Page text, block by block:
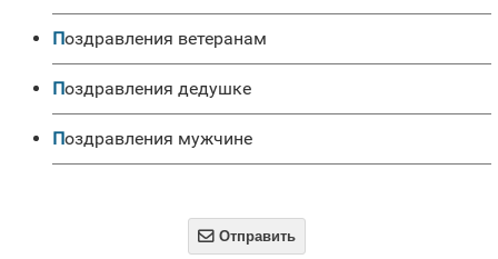
Поздравления ветеранам
Поздравления дедушке
Поздравления мужчине
 Отправить